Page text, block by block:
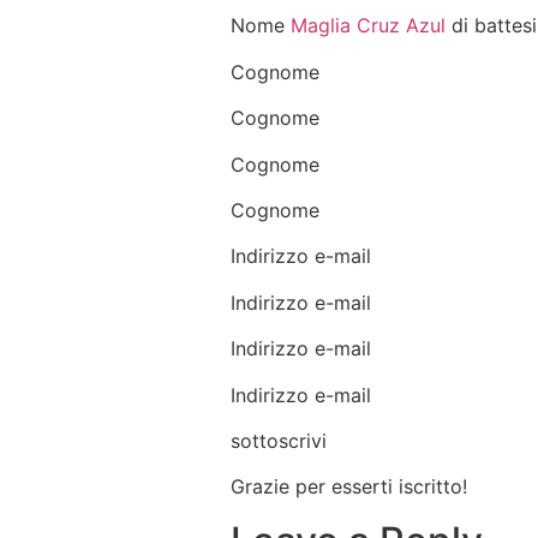
Nome Maglia Cruz Azul di
Cognome
Cognome
Cognome
Cognome
Indirizzo e-mail
Indirizzo e-mail
Indirizzo e-mail
Indirizzo e-mail
sottoscrivi
Grazie per esserti iscritto!